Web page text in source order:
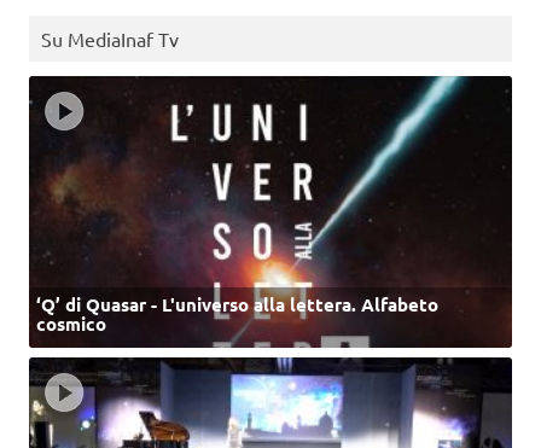
Su MediaInaf Tv
‘Q’ di Quasar - L'universo alla lettera. Alfabeto
cosmico